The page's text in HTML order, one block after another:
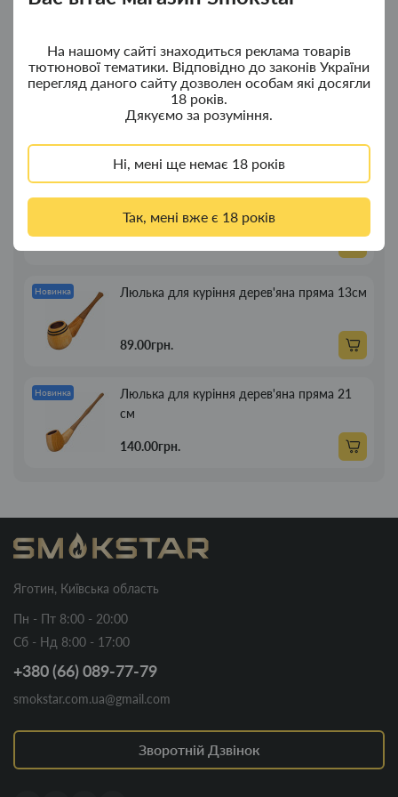
На нашому сайті знаходиться реклама товарів
тютюнової тематики. Відповідно до законів України
перегляд даного сайту дозволен особам які досягли
18 років.
Дякуємо за розуміння.
Ні, мені ще немає 18 років
Так, мені вже є 18 років
з дерева
Новинка
Ковпак для водного "Граната Ф1" - ковпак
композит
350.00грн.
запальничкою на 20 сиг
Новинка Люлька для куріння дерев'яна пряма 13см
89.00грн.
Новинка
Люлька для куріння дерев'яна пряма 21
см
140.00грн.
Яготин, Київська область
Пн - Пт 8:00 - 20:00
Сб - Нд 8:00 - 17:00
+380 (66) 089-77-79
smokstar.com.ua@gmail.com
Зворотній Дзвінок